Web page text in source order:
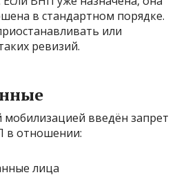
в стандартном порядке.
или
ревизий.
мобилизацией введён запрет
в отношении:
лица